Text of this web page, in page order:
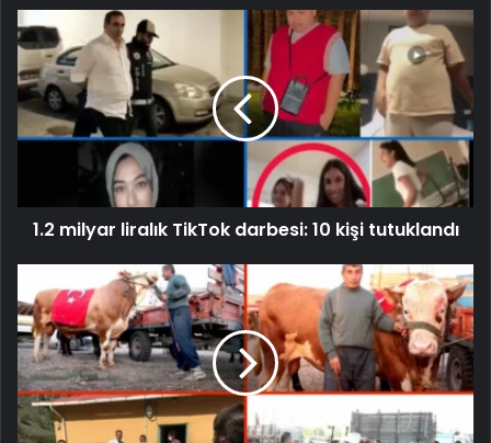
1.2 milyar liralık TikTok darbesi: 10 kişi tutuklandı